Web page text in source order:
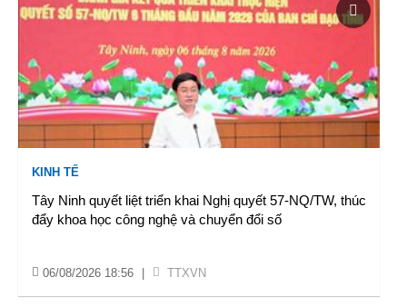
KINH TẾ
Tây Ninh quyết liệt triển khai Nghị quyết 57-NQ/TW, thúc
đẩy khoa học công nghệ và chuyển đổi số
06/08/2026 18:56 TTXVN